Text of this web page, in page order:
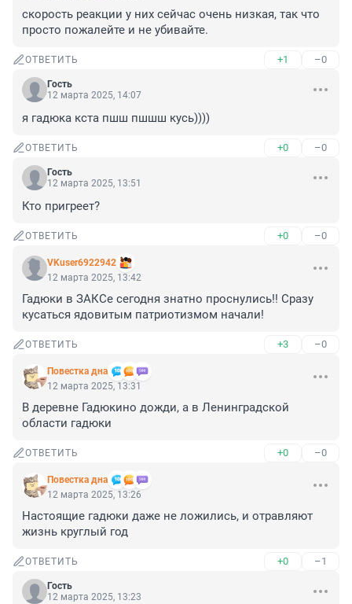
скорость реакции у них сейчас очень низкая, так что
просто пожалейте и не убивайте.
ОТВЕТИТЬ +1 –0
Гость
12 марта 2025, 14:07
я гадюка кста пшш пшшш кусь))))
ОТВЕТИТЬ +0 –0
Гость
12 марта 2025, 13:51
Кто пригреет?
ОТВЕТИТЬ +0 –0
VKuser6922942
12 марта 2025, 13:42
Гадюки в ЗАКСе сегодня знатно проснулись!! Сразу
кусаться ядовитым патриотизмом начали!
ОТВЕТИТЬ +3 –0
Повестка дна
12 марта 2025, 13:31
В деревне Гадюкино дожди, а в Ленинградской
области гадюки
ОТВЕТИТЬ +0 –0
Повестка дна
12 марта 2025, 13:26
Настоящие гадюки даже не ложились, и отравляют
жизнь круглый год
ОТВЕТИТЬ +0 –1
Гость
12 марта 2025, 13:23